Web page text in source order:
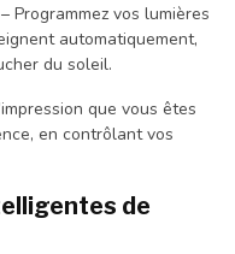
– Programmez vos lumières
automatiquement,
du soleil.
que vous êtes
en contrôlant vos
de